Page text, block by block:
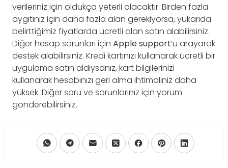
verileriniz için oldukça yeterli olacaktır. Birden fazla
aygıtınız için daha fazla alan gerekiyorsa, yukarıda
belirttiğimiz fiyatlarda ücretli alan satın alabilirsiniz.
Diğer hesap sorunları için Apple support‘u arayarak
destek alabilirsiniz. Kredi kartınızı kullanarak ücretli bir
uygulama satın aldıysanız, kart bilgilerinizi
kullanarak hesabınızı geri alma ihtimaliniz daha
yüksek. Diğer soru ve sorunlarınız için yorum
gönderebilirsiniz.